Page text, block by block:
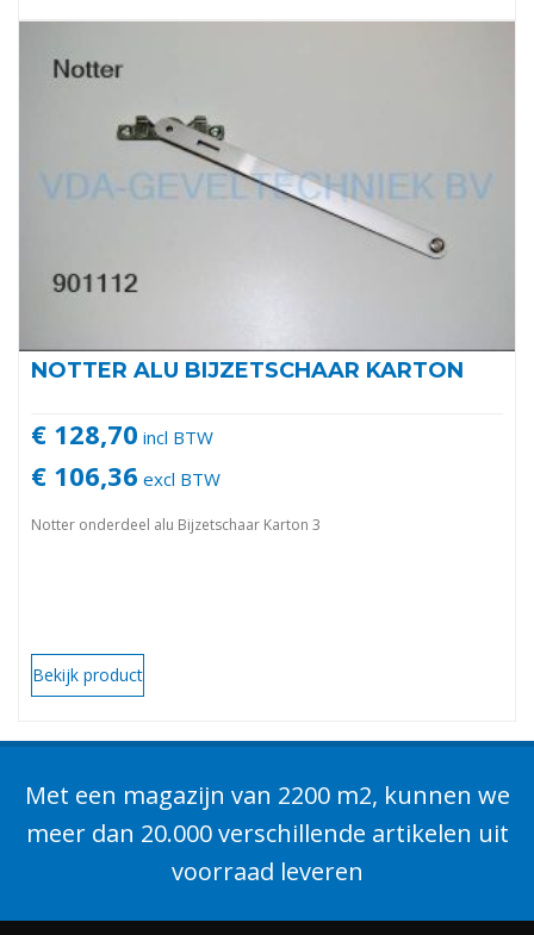
NOTTER ALU BIJZETSCHAAR KARTON
€ 128,70 incl BTW
€ 106,36 excl BTW
Notter onderdeel alu Bijzetschaar Karton 3
Bekijk product
Met een magazijn van 2200 m2, kunnen we
meer dan 20.000 verschillende artikelen uit
voorraad leveren